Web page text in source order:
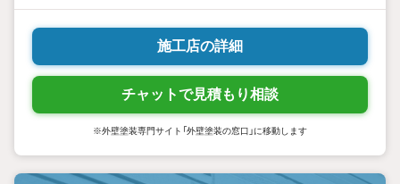
施工店の詳細
チャットで見積もり相談
※外壁塗装専門サイト「外壁塗装の窓口」に移動します